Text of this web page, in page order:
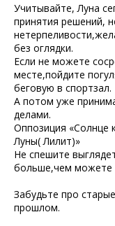
Учитывайте, Луна
принятия решений,
без оглядки.
Если не можете
месте,пойдите
беговую в спортзал.
А потом уже
делами.
Оппозиция «Солнце
Луны( Лилит)»
Не спешите
больше,чем можете
Забудьте про
прошлом.